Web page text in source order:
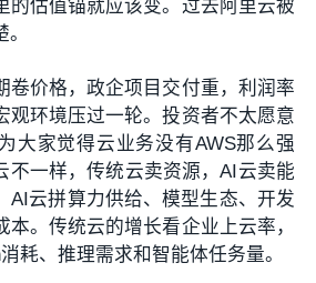
的估值锚就应该变。过去阿里云被
卷价格，政企项目交付重，利润率
观环境压过一轮。投资者不太愿意
大家觉得云业务没有AWS那么强
不一样，传统云卖资源，AI云卖能
AI云拼算力供给、模型生态、开发
。传统云的增长看企业上云率，
耗、推理需求和智能体任务量。